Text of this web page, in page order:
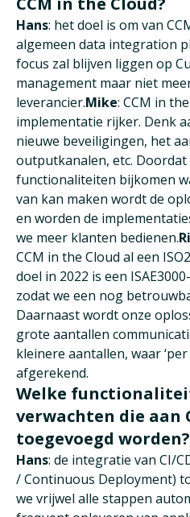
Hans: het doel is om van
algemeen data integration
focus zal blijven liggen op
management maar niet
leverancier.Mike: CCM in
implementatie rijker. Denk
nieuwe beveiligingen, het
outputkanalen, etc. Doordat
functionaliteiten bijkomen
van kan maken wordt de
en worden de
we meer klanten bedienen.
CCM in the Cloud al een
doel in 2022 is een
zodat we een nog
Daarnaast wordt onze
grote aantallen
kleinere aantallen, waar
afgerekend.
Welke
verwachten die aan
toegevoegd worden?
Hans: de integratie van CI/
/ Continuous Deployment)
we vrijwel alle stappen